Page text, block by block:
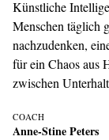
Künstliche
Menschen täglich
nachzudenken,
für ein Chaos aus
zwischen
COACH
Anne-Stine Peters